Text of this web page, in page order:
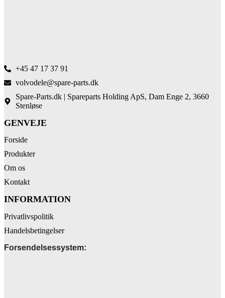
+45 47 17 37 91
volvodele@spare-parts.dk
Spare-Parts.dk | Spareparts Holding ApS, Dam Enge 2, 3660
Stenløse
GENVEJE
Forside
Produkter
Om os
Kontakt
INFORMATION
Privatlivspolitik
Handelsbetingelser
Forsendelsessystem: